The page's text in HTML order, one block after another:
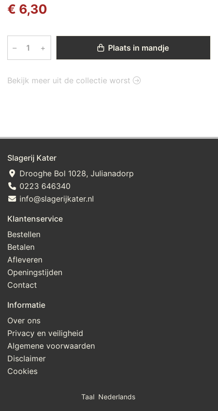
€ 6,30
– + Plaats in mandje
Bekijk meer uit de collectie worst
Slagerij Kater
Drooghe Bol 1028, Julianadorp
0223 646340
info@slagerijkater.nl
Klantenservice
Bestellen
Betalen
Afleveren
Openingstijden
Contact
Informatie
Over ons
Privacy en veiligheid
Algemene voorwaarden
Disclaimer
Cookies
Taal